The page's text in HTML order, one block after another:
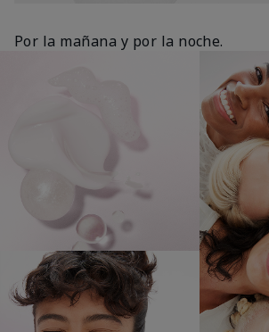
Por la mañana y por la noche.